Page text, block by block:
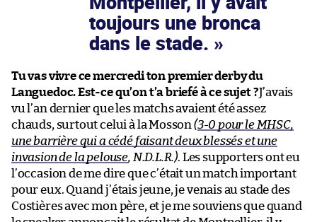
toujours une bronca
dans le stade.
Tu vas vivre ce mercredi ton premier derby du
Languedoc. Est-ce qu’on t’a briefé à ce sujet ?J’avais
vu l’an dernier que les matchs avaient été assez
chauds, surtout celui à la Mosson (3-0 pour le MHSC,
une barrière qui a cédé faisant deux blessés et une
invasion de la pelouse, N.D.L.R.). Les supporters ont eu
l’occasion de me dire que c’était un match important
pour eux. Quand j’étais jeune, je venais au stade des
Costières avec mon père, et je me souviens que quand